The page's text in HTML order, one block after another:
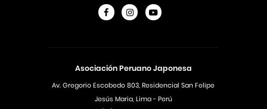
Asociación Peruano Japonesa
Av. Gregorio Escobedo 803, Residencial San Felipe
Jesús Maria, Lima - Perú